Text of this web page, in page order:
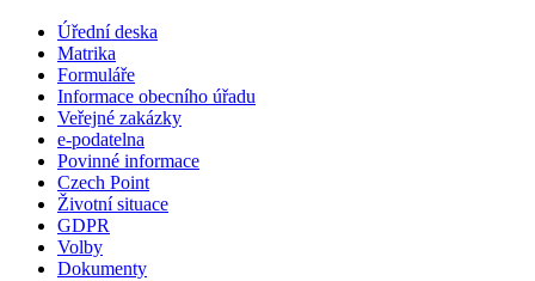
Úřední deska
Matrika
Formuláře
Informace obecního úřadu
Veřejné zakázky
e-podatelna
Povinné informace
Czech Point
Životní situace
GDPR
Volby
Dokumenty